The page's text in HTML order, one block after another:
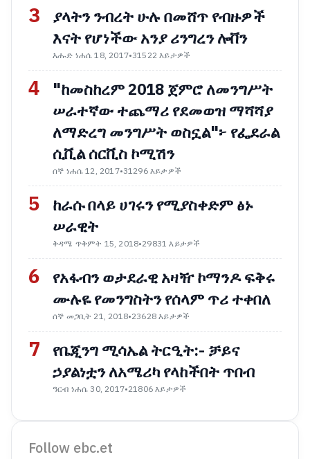
3
ያላትን ንብረት ሁሉ በመሸጥ የብዙዎች
እናት የሆነችው አንያ ሪንግረን ሎቨን
እሑድ ነሐሴ 18, 2017•31522 እይታዎች
4
"ከመስከረም 2018 ጀምሮ ለመንግሥት
ሠራተኛው ተጨማሪ የደመወዝ ማሻሻያ
ለማድረግ መንግሥት ወስኗል"፦ የፌደራል
ሲቪል ሰርቪስ ኮሚሽን
ሰኞ ነሐሴ 12, 2017•31296 እይታዎች
5
ከራሱ በላይ ሀገሩን የሚያስቀድም ፅኑ
ሠራዊት
ቅዳሜ ጥቅምት 15, 2018•29831 እይታዎች
6
የአፋብን ወታደራዊ አዛዥ ኮማንዶ ፍቅሩ
ሙሉዬ የመንግስትን የሰላም ጥሪ ተቀበለ
ሰኞ መጋቢት 21, 2018•23628 እይታዎች
7
የቤጂንግ ሚሳኤል ትርዒት:- ቻይና
ኃያልነቷን ለአሜሪካ የላከችበት ጥበብ
ዓርብ ነሐሴ 30, 2017•21806 እይታዎች
Follow ebc.et